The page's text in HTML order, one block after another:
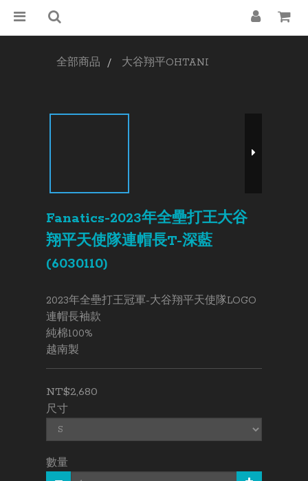
全部商品 大谷翔平OHTANI
Fanatics-2023年全壘打王大谷
翔平天使隊連帽長T-深藍
(6030110)
2023年全壘打王冠軍-大谷翔平天使隊LOGO
連帽長袖款
純棉100%
越南製
NT$2,680
尺寸
數量